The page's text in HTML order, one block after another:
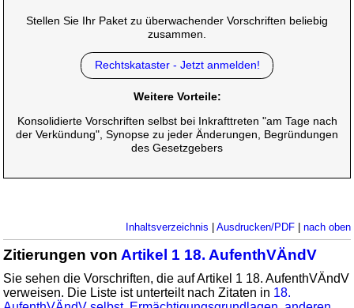
Stellen Sie Ihr Paket zu überwachender Vorschriften beliebig
zusammen.
Rechtskataster - Jetzt anmelden!
Weitere Vorteile:
Konsolidierte Vorschriften selbst bei Inkrafttreten "am Tage nach
der Verkündung", Synopse zu jeder Änderungen, Begründungen
des Gesetzgebers
Inhaltsverzeichnis Ausdrucken/PDF| nach oben
Zitierungen von Artikel 1 18. AufenthVÄndV
Sie sehen die Vorschriften, die auf Artikel 1 18. AufenthVÄndV
verweisen. Die Liste ist unterteilt nach Zitaten in 18.